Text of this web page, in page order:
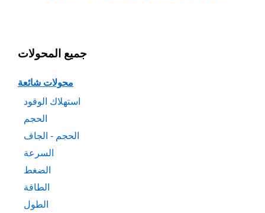
جميع المحولات
محولات شائعة
استهلاك الوقود
الحجم
الحجم - الجاف
السرعة
الضغط
الطاقة
الطول